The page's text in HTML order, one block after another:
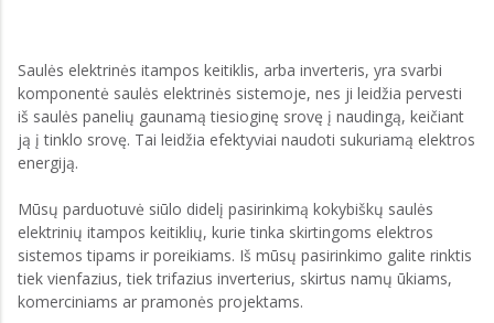
Saulės elektrinės itampos keitiklis, arba inverteris, yra svarbi
komponentė saulės elektrinės sistemoje, nes ji leidžia pervesti
iš saulės panelių gaunamą tiesioginę srovę į naudingą, keičiant
ją į tinklo srovę. Tai leidžia efektyviai naudoti sukuriamą elektros
energiją.
Mūsų parduotuvė siūlo didelį pasirinkimą kokybiškų saulės
elektrinių itampos keitiklių, kurie tinka skirtingoms elektros
sistemos tipams ir poreikiams. Iš mūsų pasirinkimo galite rinktis
tiek vienfazius, tiek trifazius inverterius, skirtus namų ūkiams,
komerciniams ar pramonės projektams.